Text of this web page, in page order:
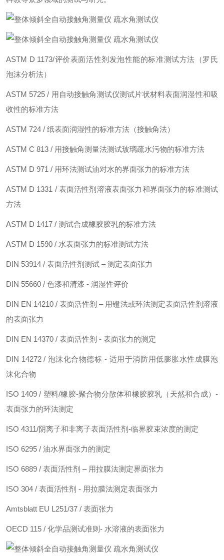
ASTM D 1173/评价表面活性剂发泡性能的标准测试方法（罗氏
泡沫分析法）
ASTM 5725 / 用自动接触角测试仪测试片状材料表面润湿性和吸
收性的标准方法
ASTM 724 / 纸表面润湿性的标准方法（接触角法）
ASTM C 813 / 用接触角测量法测试玻璃疏水污物的标准方法
ASTM D 971 / 用环法测试油对水的界面张力的标准方法
ASTM D 1331 / 表面活性剂溶液表面张力和界面张力的标准测试
方法
ASTM D 1417 / 测试合成橡胶胶乳的标准方法
ASTM D 1590 / 水表面张力的标准测试方法
DIN 53914 / 表面活性剂测试 – 测定表面张力
DIN 55660 / 色漆和清漆 - 润湿性评价
DIN EN 14210 / 表面活性剂 – 用镫法或环法测定表面活性剂溶液
的表面张力
DIN EN 14370 / 表面活性剂 - 表面张力的测定
DIN 14272 / 泡沫化合物德标 - 适用于消防用低膨胀水性成膜泡
沫化合物
ISO 1409 / 塑料/橡胶-聚合物分散体和橡胶胶乳（天然和合成）-
表面张力的环法测定
ISO 4311/阴离子和非离子表面活性剂-临界胶束浓度的测定
ISO 6295 / 油水界面张力的测定
ISO 6889 / 表面活性剂 – 用拉膜法测定界面张力
ISO 304 / 表面活性剂 - 用拉膜法测定表面张力
Amtsblatt EU L251/37 / 表面张力
OECD 115 / 化学品测试准则- 水溶液的表面张力